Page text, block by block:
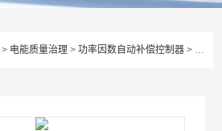
> 电能质量治理 >功率因数自动补偿控制器 > 安科瑞ARC液晶显示功率因数自动补偿控制器